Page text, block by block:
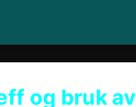
og bruk av